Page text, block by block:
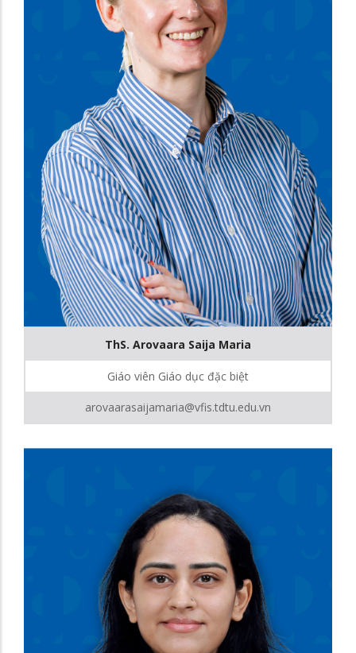
ThS. Arovaara Saija Maria
Giáo viên Giáo dục đặc biệt
arovaarasaijamaria@vfis.tdtu.edu.vn